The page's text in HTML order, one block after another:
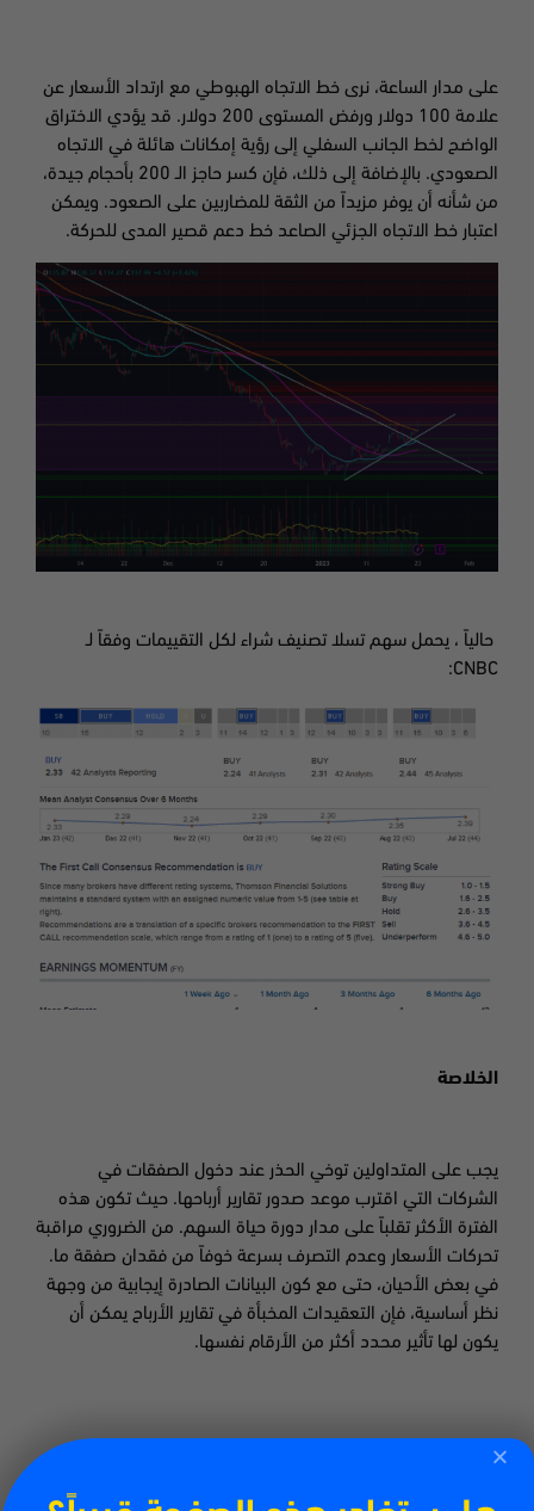
على مدار الساعة، نرى خط الاتجاه الهبوطي مع ارتداد الأسعار عن
علامة 100 دولار ورفض المستوى 200 دولار. قد يؤدي الاختراق
الواضح لخط الجانب السفلي إلى رؤية إمكانات هائلة في الاتجاه
الصعودي. بالإضافة إلى ذلك، فإن كسر حاجز الـ
200 بأحجام جيدة،
من شأنه أن يوفر مزيدا
ً من الثقة للمضاربين على الصعود. ويمكن
اعتبار خط الاتجاه الجزئي الصاعد خط دعم قصير المدى للحركة.
حالياً ، يحمل سهم تسلا تصنيف شراء لكل التقييمات وفقاً لـ
CNBC:
الخلاصة
يجب على المتداولين توخي الحذر عند دخول الصفقات في
الشركات التي اقترب موعد صدور تقارير أرباحها. حيث تكون هذه
الفترة الأكثر تقلباً على مدار دورة حياة السهم. من الضروري مراقبة
تحركات الأسعار وعدم التصرف بسرعة خوفاً من فقدان صفقة ما.
في بعض الأحيان، حتى مع كون البيانات الصادرة إيجابية من وجهة
نظر أساسية، فإن التعقيدات المخبأة في تقارير الأرباح يمكن أن
يكون لها تأثير محدد أكثر من الأرقام نفسها.